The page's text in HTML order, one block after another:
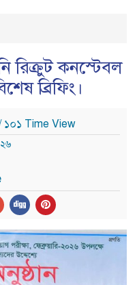
রিক্রুট কনস্টেবল
ব্রিফিং।
১০১ Time View